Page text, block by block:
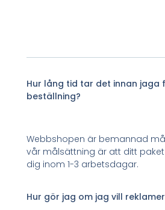
Hur lång tid tar det innan jaga
beställning?
Webbshopen är bemannad
vår målsättning är att ditt paket
dig inom 1-3 arbetsdagar.
Hur gör jag om jag vill